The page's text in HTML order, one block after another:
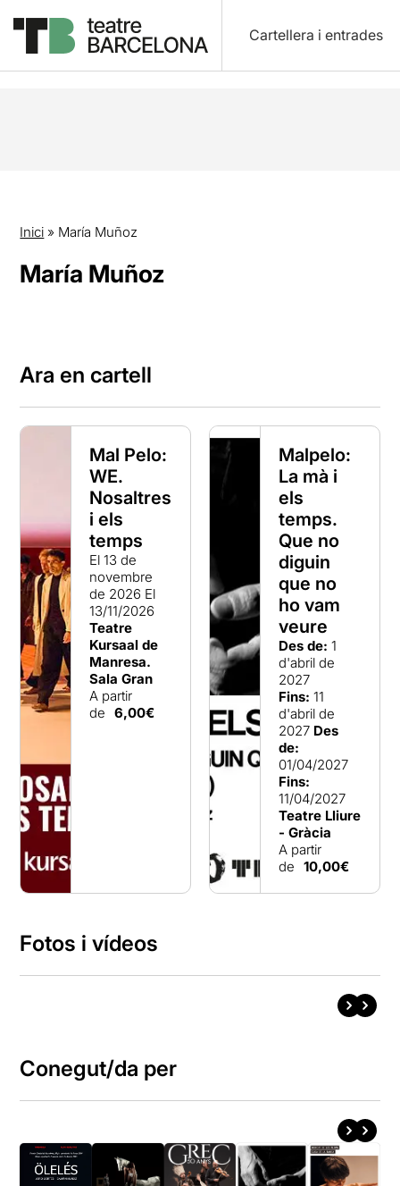
Cartellera i entrades
Inici » María Muñoz
María Muñoz
Ara en cartell
Mal Pelo:
WE.
Nosaltres
i els
temps
El 13 de
novembre
de 2026 El
13/11/2026
Teatre
Kursaal de
Manresa.
Sala Gran
A partir
de 6,00€
Malpelo:
La mà i
els
temps.
Que no
diguin
que no
ho vam
veure
Des de: 1
d'abril de
2027
Fins: 11
d'abril de
2027 Des
de:
01/04/2027
Fins:
11/04/2027
Teatre Lliure
- Gràcia
A partir
de 10,00€
Fotos i vídeos
Conegut/da per